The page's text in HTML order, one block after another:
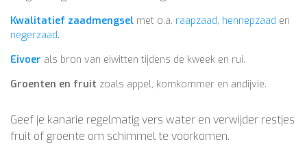
Kwalitatief zaadmengsel met o.a. raapzaad, hennepzaad en
negerzaad.
Eivoer als bron van eiwitten tijdens de kweek en rui.
Groenten en fruit zoals appel, komkommer en andijvie.
Geef je kanarie regelmatig vers water en verwijder restjes
fruit of groente om schimmel te voorkomen.